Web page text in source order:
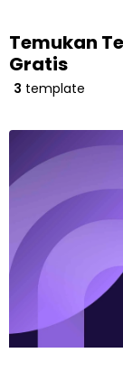
Temukan
Gratis
3 template